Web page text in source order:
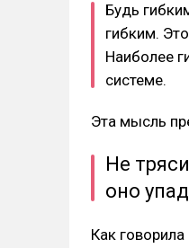
Будь
гибким.
Наиболее
системе.
Эта мысль
Не
оно
Как говорила